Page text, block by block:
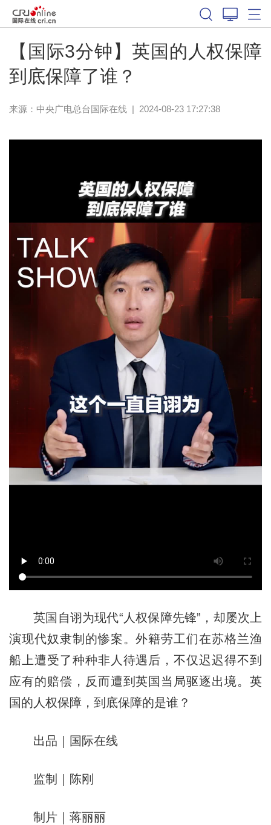
【国际3分钟】英国的人权保障
到底保障了谁？
来源：中央广电总台国际在线| 2024-08-23 17:27:38
英国自诩为现代“人权保障先锋”，却屡次上
演现代奴隶制的惨案。外籍劳工们在苏格兰渔
船上遭受了种种非人待遇后，不仅迟迟得不到
应有的赔偿，反而遭到英国当局驱逐出境。英
国的人权保障，到底保障的是谁？
出品｜国际在线
监制｜陈刚
制片｜蒋丽丽